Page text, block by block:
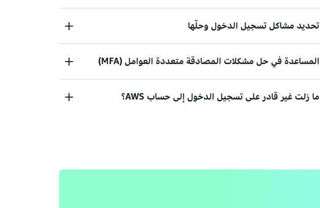
هل تحتاج إلى مساعدة لتسجيل الدخول إلى وحدة تحكم إدارة AWS؟
عرض الوثائق
تحديد مشاكل تسجيل الدخول وحلّها
هل حاولت تسجيل الدخول، ولكن بيانات الاعتماد لم تعمل؟ أو ليس لديك بيانات
عرض الحلول
المساعدة في حل مشكلات المصادقة متعددة العوامل (MFA)
جهاز المصادقة متعددة العوامل (MFA) المفقود أو غير القابل للاستخدام
ما زلت غير قادر على تسجيل الدخول إلى حساب AWS؟
عرض النموذج